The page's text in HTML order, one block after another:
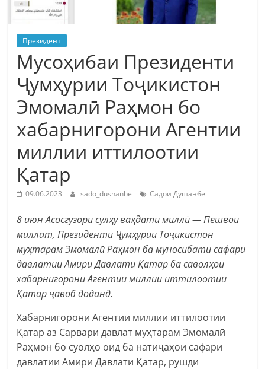
Президент
Мусоҳибаи Президенти
Ҷумҳурии Тоҷикистон
Эмомалӣ Раҳмон бо
хабарнигорони Агентии
миллии иттилоотии
Қатар
09.06.2023 sado_dushanbe Садои Душанбе
8 июн Асосгузори сулҳу ваҳдати миллӣ — Пешвои
миллат, Президенти Ҷумҳурии Тоҷикистон
муҳтарам Эмомалӣ Раҳмон ба муносибати сафари
давлатии Амири Давлати Қатар ба саволҳои
хабарнигорони Агентии миллии иттилоотии
Қатар ҷавоб доданд.
Хабарнигорони Агентии миллии иттилоотии
Қатар аз Сарвари давлат муҳтарам Эмомалӣ
Раҳмон бо суолҳо оид ба натиҷаҳои сафари
давлатии Амири Давлати Қатар, рушди